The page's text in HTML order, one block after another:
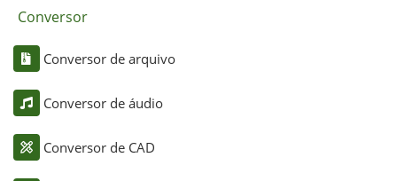
Conversor
Conversor de arquivo
Conversor de áudio
Conversor de CAD